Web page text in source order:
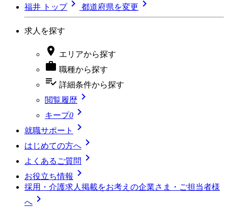
福井 トップ 都道府県を変更 
求人を探す
 エリアから探す
 職種から探す
playlist_add_check 詳細条件から探す
閲覧履歴 
キープ0 
就職サポート 
はじめての方へ 
よくあるご質問 
お役立ち情報 
採用・介護求人掲載をお考えの企業さま・ご担当者様
へ 